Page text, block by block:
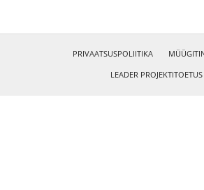
PRIVAATSUSPOLIITIKA
LEADER PROJEKTITOETUS